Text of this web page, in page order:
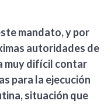
mandato, y por
autoridades de
muy difícil contar
para la ejecución
situación que